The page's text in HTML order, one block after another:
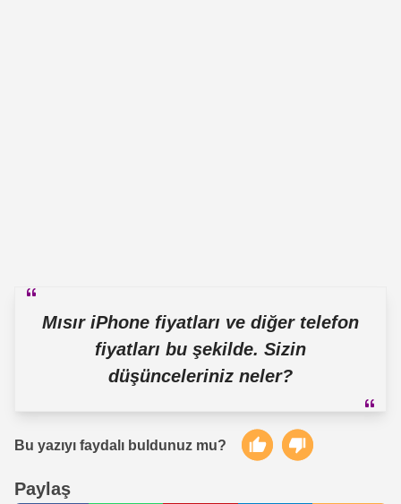
Mısır iPhone fiyatları ve diğer telefon
fiyatları bu şekilde. Sizin
düşünceleriniz neler?
Bu yazıyı faydalı buldunuz mu?
Paylaş